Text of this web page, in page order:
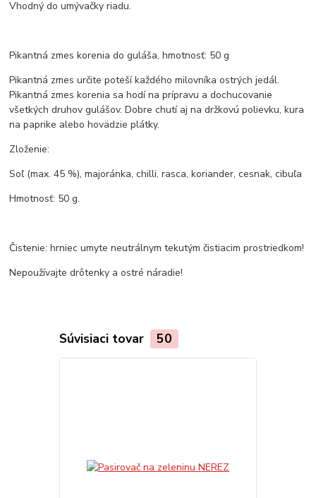
Vhodný do umývačky riadu.
Pikantná zmes korenia do guláša, hmotnosť: 50 g
Pikantná zmes určite poteší každého milovníka ostrých jedál.
Pikantná zmes korenia sa hodí na prípravu a dochucovanie
všetkých druhov gulášov. Dobre chutí aj na držkovú polievku, kura
na paprike alebo hovädzie plátky.
Zloženie:
Soľ (max. 45 %), majoránka, chilli, rasca, koriander, cesnak, cibuľa
Hmotnosť: 50 g.
Čistenie: hrniec umyte neutrálnym tekutým čistiacim prostriedkom!
Nepoužívajte drôtenky a ostré náradie!
Súvisiaci tovar 50